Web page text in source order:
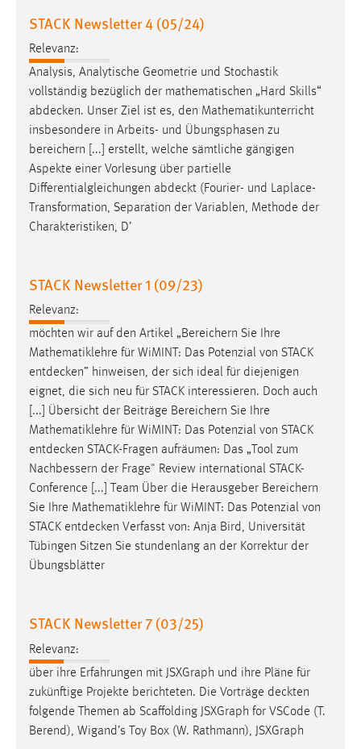
STACK Newsletter 4 (05/24)
Relevanz:
Analysis, Analytische Geometrie und Stochastik
vollständig bezüglich der mathematischen „Hard Skills“
abdecken. Unser Ziel ist es, den Mathematikunterricht
insbesondere in Arbeits- und Übungsphasen zu
bereichern [...] erstellt, welche sämtliche gängigen
Aspekte einer Vorlesung über partielle
Differentialgleichungen abdeckt (Fourier- und Laplace-
Transformation, Separation der Variablen, Methode der
Charakteristiken, D’
STACK Newsletter 1 (09/23)
Relevanz:
möchten wir auf den Artikel „Bereichern Sie Ihre
Mathematiklehre für WiMINT: Das Potenzial von STACK
entdecken” hinweisen, der sich ideal für diejenigen
eignet, die sich neu für STACK interessieren. Doch auch
[...] Übersicht der Beiträge Bereichern Sie Ihre
Mathematiklehre für WiMINT: Das Potenzial von STACK
entdecken STACK-Fragen aufräumen: Das „Tool zum
Nachbessern der Frage" Review international STACK-
Conference [...] Team Über die Herausgeber Bereichern
Sie Ihre Mathematiklehre für WiMINT: Das Potenzial von
STACK entdecken Verfasst von: Anja Bird, Universität
Tübingen Sitzen Sie stundenlang an der Korrektur der
Übungsblätter
STACK Newsletter 7 (03/25)
Relevanz:
über ihre Erfahrungen mit JSXGraph und ihre Pläne für
zukünftige Projekte berichteten. Die Vorträge deckten
folgende Themen ab Scaffolding JSXGraph for VSCode (T.
Berend), Wigand’s Toy Box (W. Rathmann), JSXGraph
Dieser Cookie ist notwendig um sich an der Website
einloggen zu können.
Cookie Laufzeit:
24 Stunden
STATISTIK
Statistik Cookies erfassen Informationen anonym.
Diese Informationen helfen uns zu verstehen, wie
Matomo
Name:
_pk_ref, _pk_cvar, _pk_id, _pk_ses
Zweck:
Zugriffsstatistik
Cookie Laufzeit:
Max. 13 Monate
MARKETING
Marketing Cookies werden von Drittanbietern
verwendet, um personalisierte Werbung anzuzeigen.
Sie tun dies, indem sie Besucher über Websites
Google Ads
Name:
_gcl_au
Anbieter:
Google Ireland Limited